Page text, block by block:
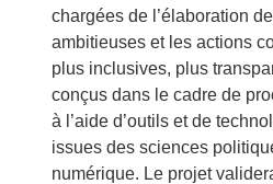
chargées de l’élaboration
ambitieuses et les actions
plus inclusives, plus
conçus dans le cadre de
à l’aide d’outils et de
issues des sciences
numérique. Le projet